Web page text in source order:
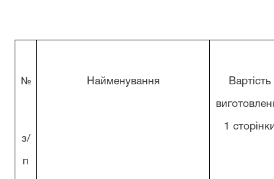
№
з/
п
Найменування Вартість
1